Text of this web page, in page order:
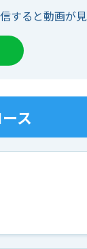
すると動画が見
ス